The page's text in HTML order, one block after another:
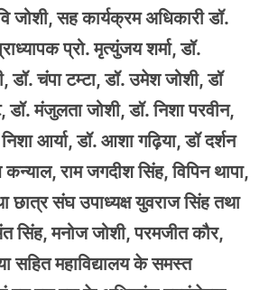
जोशी, सह कार्यक्रम अधिकारी डॉ.
प्रो. मृत्युंजय शर्मा, डॉ.
डॉ. चंपा टम्टा, डॉ. उमेश जोशी, डॉ
डॉ. मंजुलता जोशी, डॉ. निशा परवीन,
निशा आर्या, डॉ. आशा गढ़िया, डॉ दर्शन
राम जगदीश सिंह, विपिन थापा,
छात्र संघ उपाध्यक्ष युवराज सिंह तथा
सिंह, मनोज जोशी, परमजीत कौर,
सहित महाविद्यालय के समस्त